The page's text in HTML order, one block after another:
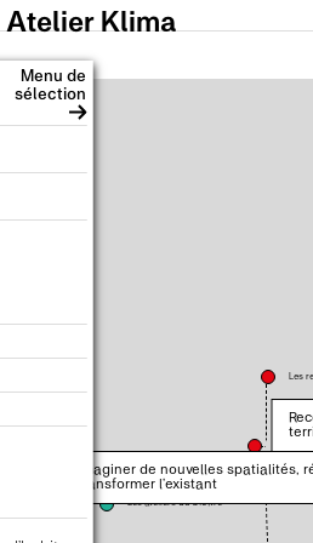
Atelier Klima
Menu de
sélection
Imaginer de nouvelles spatialités,
transformer l’existant
Les
Les ateliers du Cloître